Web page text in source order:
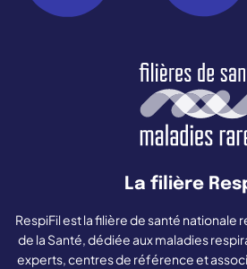
La filière
RespiFil est la filière de santé nationale
de la Santé, dédiée aux maladies
experts, centres de référence et